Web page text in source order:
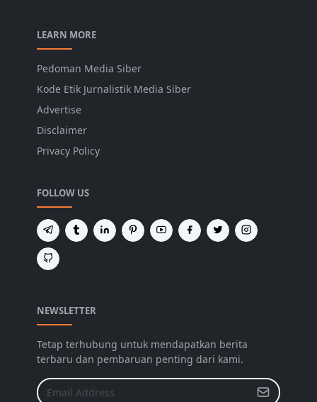
LEARN MORE
Pedoman Media Siber
Kode Etik Jurnalistik Media Siber
Advertise
Disclaimer
Privacy Policy
FOLLOW US
NEWSLETTER
Tetap terhubung untuk mendapatkan berita
terbaru dan pembaruan penting dari kami.